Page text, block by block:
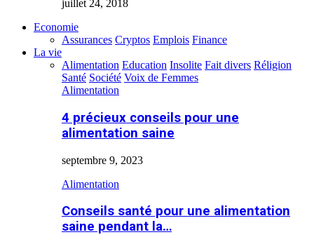
juillet 24, 2018
Economie
Assurances Cryptos Emplois Finance
La vie
Alimentation Education Insolite Fait divers Réligion
Santé Société Voix de Femmes
Alimentation
4 précieux conseils pour une
alimentation saine
septembre 9, 2023
Alimentation
Conseils santé pour une alimentation
saine pendant la…